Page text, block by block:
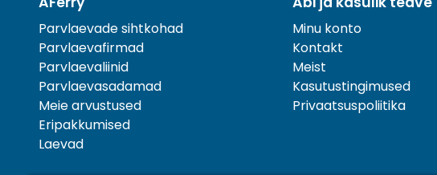
Parvlaevade sihtkohad
Parvlaevafirmad
Parvlaevaliinid
Parvlaevasadamad
Meie arvustused
Eripakkumised
Laevad
Minu konto
Kontakt
Meist
Kasutustingimused
Privaatsuspoliitika